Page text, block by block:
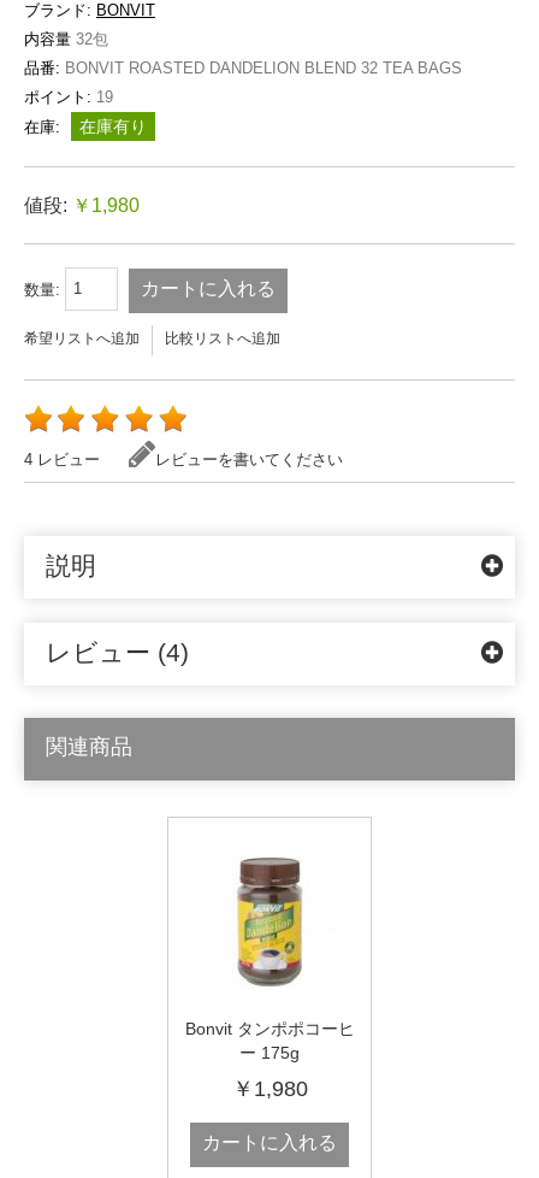
ブランド: BONVIT
内容量 32包
品番: BONVIT ROASTED DANDELION BLEND 32 TEA BAGS
ポイント: 19
在庫:
在庫有り
値段: ￥1,980
数量: カートに入れる
希望リストへ追加 比較リストへ追加
4 レビュー レビューを書いてください
説明
レビュー (4)
関連商品
Bonvit タンポポコーヒ
ー 175g
￥1,980
カートに入れる